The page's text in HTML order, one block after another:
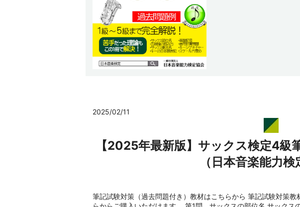
2025/02/11
【2025年最新版】サックス検定4級
（日本音楽能力検
筆記試験対策（過去問題付き）教材はこちらから 筆記試験対策教